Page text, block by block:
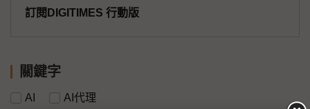
訂閱DIGITIMES 行動版
關鍵字
AI AI代理